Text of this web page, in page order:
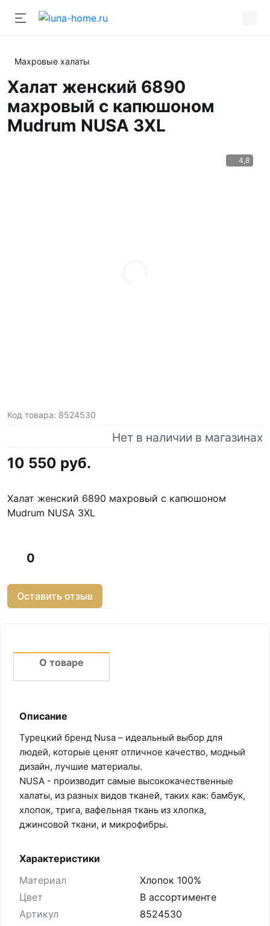
Махровые халаты
Халат женский 6890
махровый с капюшоном
Mudrum NUSA 3XL
4,8
Код товара: 8524530
Нет в наличии в магазинах
10 550 руб.
Халат женский 6890 махровый с капюшоном
Mudrum NUSA 3XL
0
Оставить отзыв
О товаре
Описание
Турецкий бренд Nusa – идеальный выбор для
людей, которые ценят отличное качество, модный
дизайн, лучшие материалы.
NUSA - производит самые высококачественные
халаты, из разных видов тканей, таких как: бамбук,
хлопок, трига, вафельная ткань из хлопка,
джинсовой ткани, и микрофибры.
Характеристики
Материал
Хлопок 100%
Цвет
В ассортименте
Артикул
8524530